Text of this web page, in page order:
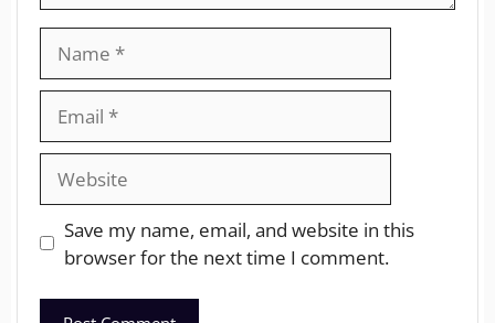
Save my name, email, and website in this
browser for the next time I comment.